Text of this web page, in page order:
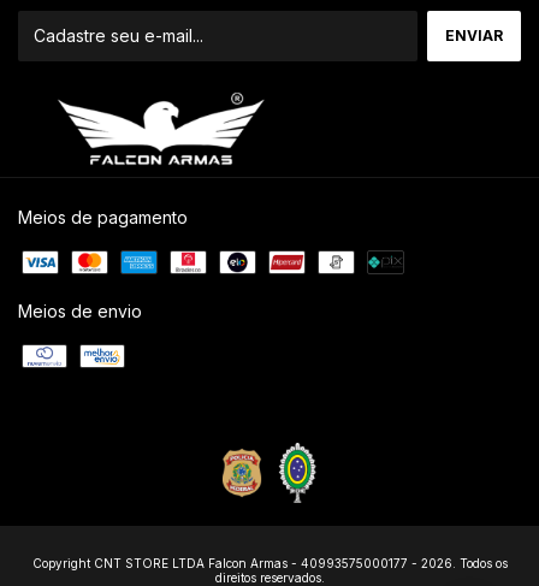
Meios de pagamento
Meios de envio
Copyright CNT STORE LTDA Falcon Armas - 40993575000177 - 2026. Todos os
direitos reservados.